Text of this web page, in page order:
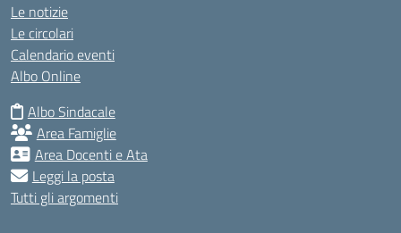
Le notizie
Le circolari
Calendario eventi
Albo Online
Albo Sindacale
Area Famiglie
Area Docenti e Ata
Leggi la posta
Tutti gli argomenti